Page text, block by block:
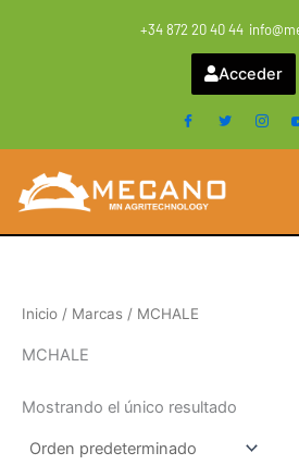
+34 872 20 40 44
Acceder
Inicio / Marcas / MCHALE
MCHALE
Mostrando el único resultado